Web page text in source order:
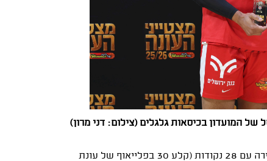
המועדון בכיסאות גלגלים (צילום: דני מרון)
במהלך העונה רשם סמית' שיאי קריירה במסגרת הליגה הסדירה עם 28 נקודות (קלע 30 בפלייאוף של עונת